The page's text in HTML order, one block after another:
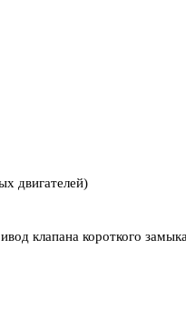
двигателей)
клапана короткого